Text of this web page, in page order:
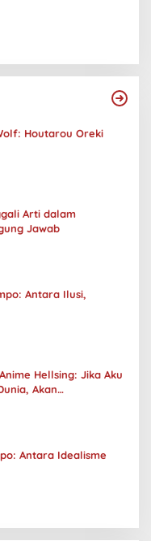
Houtarou Oreki
Arti dalam
Jawab
Antara Ilusi,
Hellsing: Jika Aku
Akan
Antara Idealisme